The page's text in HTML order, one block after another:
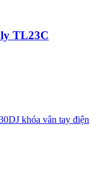
TL23C